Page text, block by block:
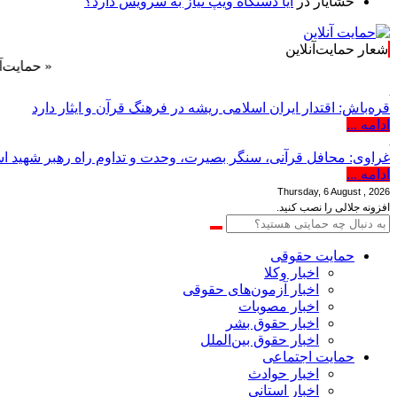
شعار حمایت‌آنلاین
« حمایت‌آنلاین،
قره‌باش: اقتدار ایران اسلامی ریشه در فرهنگ قرآن و ایثار دارد
ادامه ...
غراوی: محافل قرآنی، سنگر بصیرت، وحدت و تداوم راه رهبر شهید
ادامه ...
Thursday, 6 August , 2026
افزونه جلالی را نصب کنید.
حمایت حقوقی
اخبار وکلا
اخبار آزمون‌های حقوقی
اخبار مصوبات
اخبار حقوق بشر
اخبار حقوق بین‌الملل
حمایت اجتماعی
اخبار حوادث
اخبار استانی